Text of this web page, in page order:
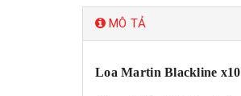
MÔ TẢ
Loa Martin Blackline x10